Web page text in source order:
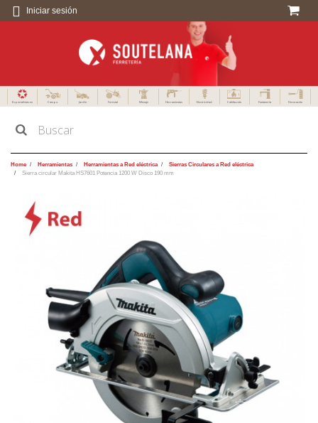
Iniciar sesión
Especialistas en Campo Jardín Forestal Menaje Herramientas Electricidad Calefacción Fontanería Decoración
Home Herramientas Herramientas a Red eléctrica
Sierras Circulares a Red eléctrica
Sierra circular Makita HS7601 Potencia 1200 W Disco 190 mm